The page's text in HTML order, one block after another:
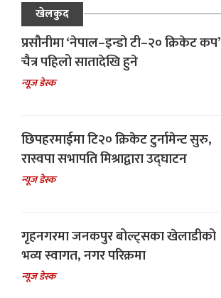
खेलकुद
प्रसौनीमा ‘नेपाल–इन्डो टी–२० क्रिकेट कप’
चैत्र पहिलो सातादेखि हुने
न्यूज डेस्क
छिपहरमाईमा टि२० क्रिकेट टुर्नामेन्ट सुरु,
रास्वपा सभापति मिश्राद्वारा उद्घाटन
न्यूज डेस्क
गृहनगरमा जनकपुर बोल्ट्सका खेलाडीको
भव्य स्वागत, नगर परिक्रमा
न्यूज डेस्क